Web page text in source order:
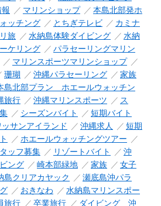
マリンショップ
本島北部発ホ
ッチング
とちぎテレビ
カミナ
旅
水納島体験ダイビング
水納
ケリング
パラセーリングマリン
マリンスポーツマリンショップ
珊瑚 沖縄パラセーリング
家族
島北部プラン ホエールウォッチン
旅行 沖縄マリンスポーツ
ス
シーズンバイト
短期バイト
サンアイランド
沖縄求人
短期
ホエールウォッチングツアー
ッフ募集
リゾートバイト
沖
ング
崎本部緑地 家族
女子
島クリアカヤック
瀬底島沖パラ
おきなわ
水納島マリンスポー
旅行 卒業旅行 ダイビング 沖